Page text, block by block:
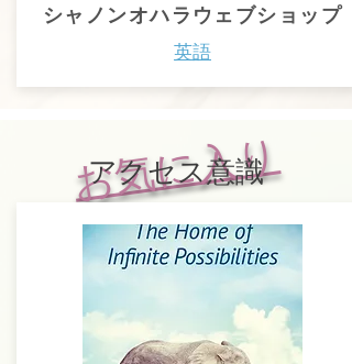
シャノンオハラウェブショップ
英語
お気に入り
アクセス意識